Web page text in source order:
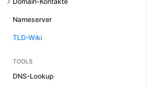
Nameserver
TLD-Wiki
TOOLS
DNS-Lookup